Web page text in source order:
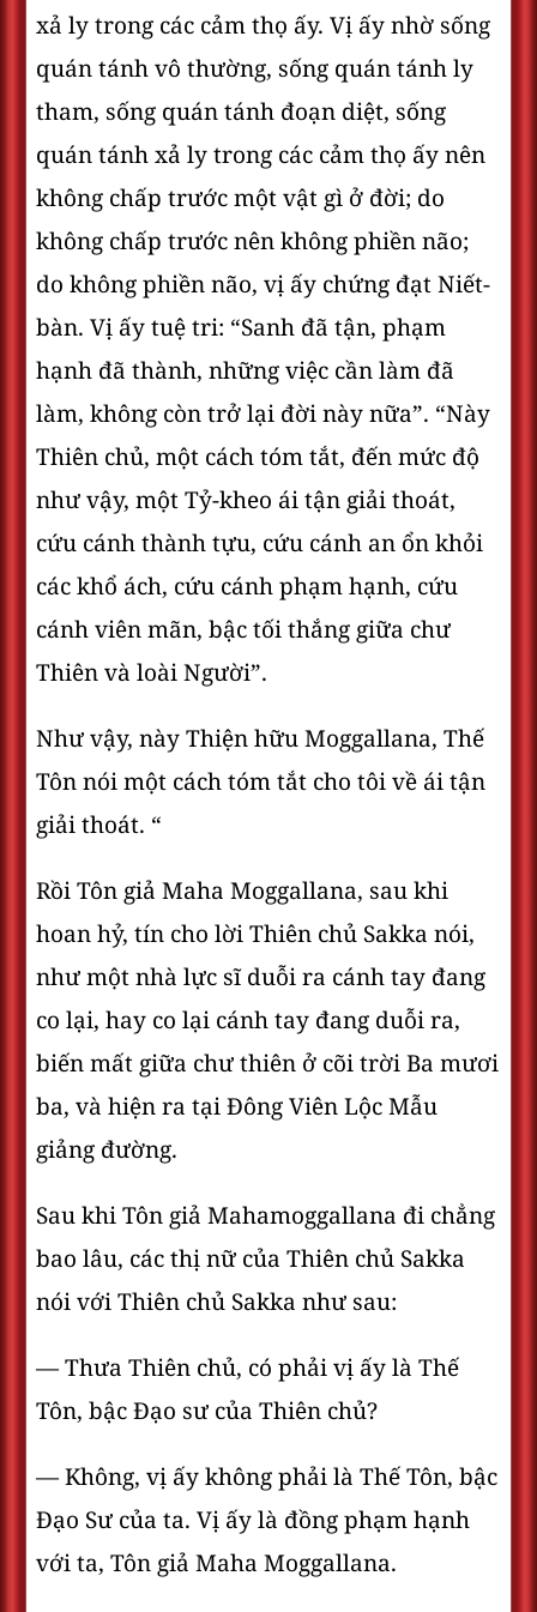
xả ly trong các cảm thọ ấy. Vị ấy nhờ sống
quán tánh vô thường, sống quán tánh ly
tham, sống quán tánh đoạn diệt, sống
quán tánh xả ly trong các cảm thọ ấy nên
không chấp trước một vật gì ở đời; do
không chấp trước nên không phiền não;
do không phiền não, vị ấy chứng đạt Niết-
bàn. Vị ấy tuệ tri: “Sanh đã tận, phạm
hạnh đã thành, những việc cần làm đã
làm, không còn trở lại đời này nữa”. “Này
Thiên chủ, một cách tóm tắt, đến mức độ
như vậy, một Tỷ-kheo ái tận giải thoát,
cứu cánh thành tựu, cứu cánh an ổn khỏi
các khổ ách, cứu cánh phạm hạnh, cứu
cánh viên mãn, bậc tối thắng giữa chư
Thiên và loài Người”.
Như vậy, này Thiện hữu Moggallana, Thế
Tôn nói một cách tóm tắt cho tôi về ái tận
giải thoát. “
Rồi Tôn giả Maha Moggallana, sau khi
hoan hỷ, tín cho lời Thiên chủ Sakka nói,
như một nhà lực sĩ duỗi ra cánh tay đang
co lại, hay co lại cánh tay đang duỗi ra,
biến mất giữa chư thiên ở cõi trời Ba mươi
ba, và hiện ra tại Ðông Viên Lộc Mẫu
giảng đường.
Sau khi Tôn giả Mahamoggallana đi chẳng
bao lâu, các thị nữ của Thiên chủ Sakka
nói với Thiên chủ Sakka như sau:
— Thưa Thiên chủ, có phải vị ấy là Thế
Tôn, bậc Ðạo sư của Thiên chủ?
— Không, vị ấy không phải là Thế Tôn, bậc
Ðạo Sư của ta. Vị ấy là đồng phạm hạnh
với ta, Tôn giả Maha Moggallana.